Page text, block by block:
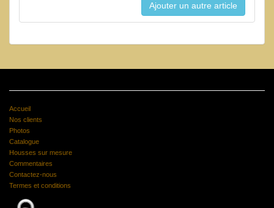
Accueil
Nos clients
Photos
Catalogue
Housses sur mesure
Commentaires
Contactez-nous
Termes et conditions